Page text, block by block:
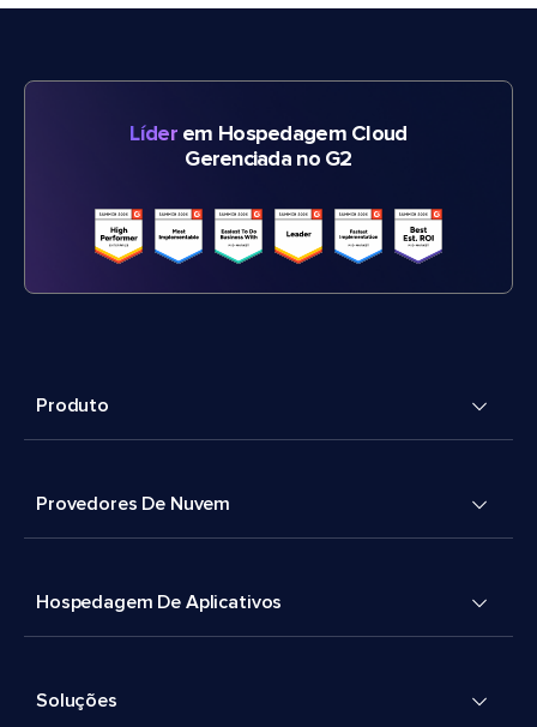
Líderem Hospedagem Cloud
Gerenciada no G2
Produto
Provedores De Nuvem
Hospedagem De Aplicativos
Soluções